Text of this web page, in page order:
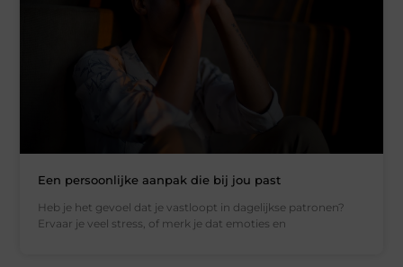
Een persoonlijke aanpak die bij jou past
Heb je het gevoel dat je vastloopt in dagelijkse patronen?
Ervaar je veel stress, of merk je dat emoties en